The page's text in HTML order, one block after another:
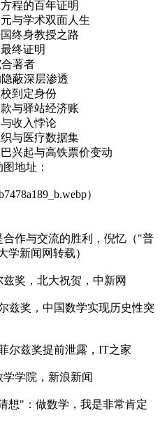
程的百年证明
与学术双面人生
终身教授之路
终证明
著者
蔽深层渗透
到定身份
与驿站经济账
收入悖论
与医疗数据集
兴起与高铁票价变动
地址：
）
作与交流的胜利，倪忆（"普
学新闻网转载）
奖，北大祝贺，中新网
兹奖，中国数学实现历史性突
尔兹奖提前泄露，IT之家
学院，新浪新闻
想"：做数学，我是非常肯定